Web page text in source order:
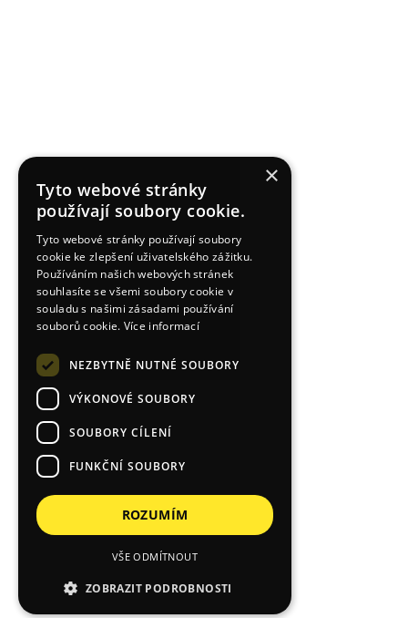
×
Tyto webové stránky
používají soubory cookie.
Tyto webové stránky používají soubory
cookie ke zlepšení uživatelského zážitku.
Používáním našich webových stránek
souhlasíte se všemi soubory cookie v
souladu s našimi zásadami používání
souborů cookie. Více informací
NEZBYTNĚ NUTNÉ SOUBORY
VÝKONOVÉ SOUBORY
SOUBORY CÍLENÍ
FUNKČNÍ SOUBORY
ROZUMÍM
VŠE ODMÍTNOUT
ZOBRAZIT PODROBNOSTI